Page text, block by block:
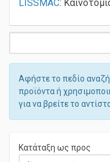
:
Αφήστε το πεδίο
προϊόντα ή
για να βρείτε το
Κατάταξη ως προς